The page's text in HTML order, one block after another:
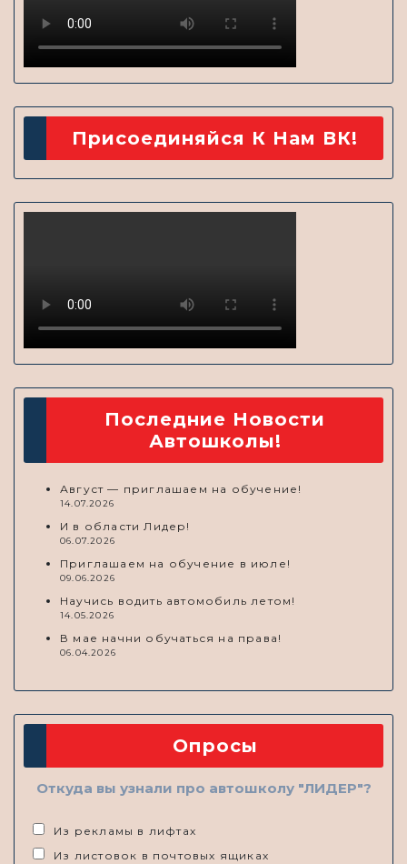
Присоединяйся К Нам ВК!
Последние Новости
Автошколы!
Август — приглашаем на обучение!
14.07.2026
И в области Лидер!
06.07.2026
Приглашаем на обучение в июле!
09.06.2026
Научись водить автомобиль летом!
14.05.2026
В мае начни обучаться на права!
06.04.2026
Опросы
Откуда вы узнали про автошколу "ЛИДЕР"?
Из рекламы в лифтах
Из листовок в почтовых ящиках